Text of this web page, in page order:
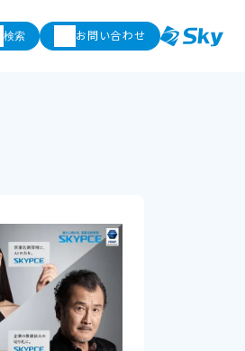
検索 お問い合わせ